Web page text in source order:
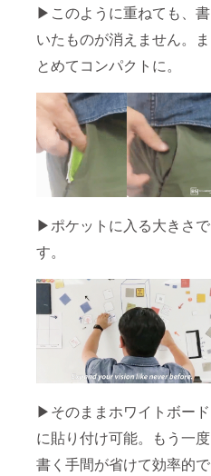
▶このように重ねても、書
いたものが消えません。ま
とめてコンパクトに。
▶ポケットに入る大きさで
す。
▶そのままホワイトボード
に貼り付け可能。もう一度
書く手間が省けて効率的で